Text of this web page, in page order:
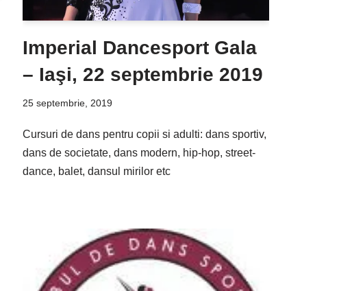
Imperial Dancesport Gala
– Iaşi, 22 septembrie 2019
25 septembrie, 2019
Cursuri de dans pentru copii si adulti: dans sportiv,
dans de societate, dans modern, hip-hop, street-
dance, balet, dansul mirilor etc